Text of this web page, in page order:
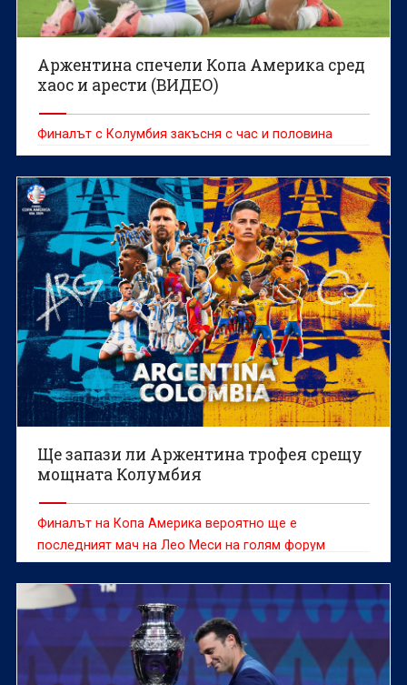
Аржентина спечели Копа Америка сред
хаос и арести (ВИДЕО)
Финалът с Колумбия закъсня с час и половина
Ще запази ли Аржентина трофея срещу
мощната Колумбия
Финалът на Копа Америка вероятно ще е
последният мач на Лео Меси на голям форум